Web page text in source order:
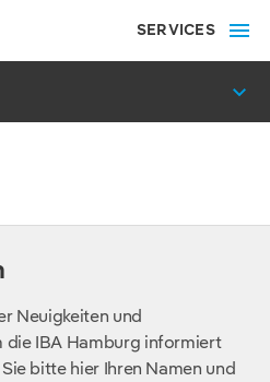
SERVICES
Neuigkeiten und
die IBA Hamburg informiert
bitte hier Ihren Namen und